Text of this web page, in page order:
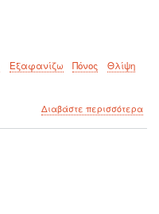
Εξαφανίζω Πόνος
Θλίψη
Διαβάστε περισσότεραγια